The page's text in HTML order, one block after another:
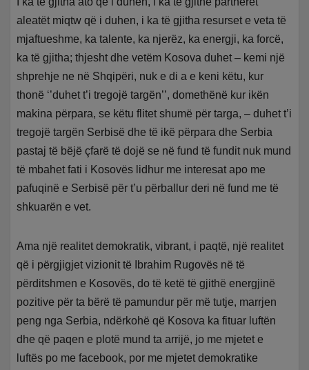
aleatët miqtw që i duhen, i ka të gjitha resurset e veta të
mjaftueshme, ka talente, ka njerëz, ka energji, ka forcë,
ka të gjitha; thjesht dhe vetëm Kosova duhet – kemi një
shprehje ne në Shqipëri, nuk e di a e keni këtu, kur
thonë ‘’duhet t’i tregojë targën’’, domethënë kur ikën
makina përpara, se këtu flitet shumë për targa, – duhet t’i
tregojë targën Serbisë dhe të ikë përpara dhe Serbia
pastaj të bëjë çfarë të dojë se në fund të fundit nuk mund
të mbahet fati i Kosovës lidhur me interesat apo me
pafuqinë e Serbisë për t’u përballur deri në fund me të
shkuarën e vet.
Ama një realitet demokratik, vibrant, i paqtë, një realitet
që i përgjigjet vizionit të Ibrahim Rugovës në të
përditshmen e Kosovës, do të ketë të gjithë energjinë
pozitive për ta bërë të pamundur për më tutje, marrjen
peng nga Serbia, ndërkohë që Kosova ka fituar luftën
dhe që paqen e plotë mund ta arrijë, jo me mjetet e
luftës po me facebook, por me mjetet demokratike